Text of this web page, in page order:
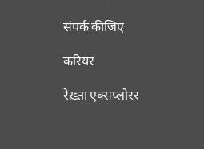
संपर्क कीजिए
करियर
रेख़्ता एक्सप्लोरर